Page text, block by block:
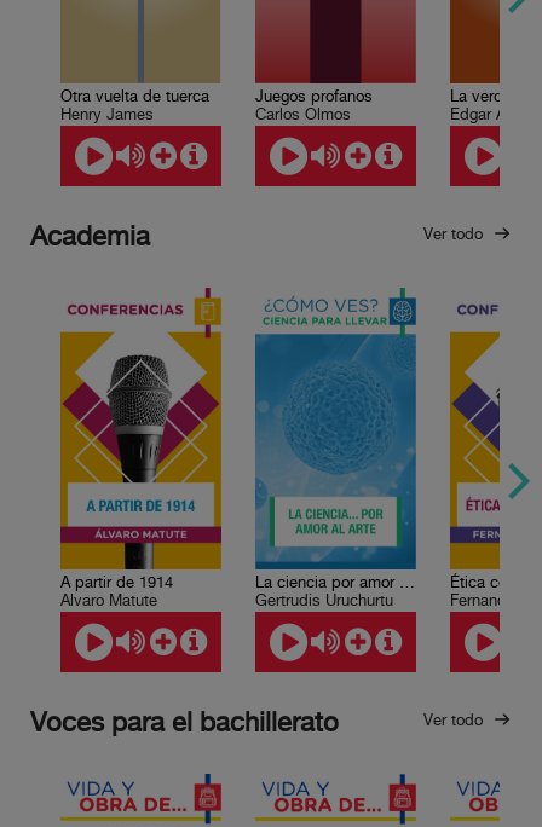
Otra vuelta de tuerca
Henry James
Juegos profanos
Carlos Olmos
Edgar Allan
Academia Ver todo
A partir de 1914
Álvaro Matute
La ciencia por amor al arte
Gertrudis Uruchurtu
Ética con
Fernando
Voces para el bachillerato Ver todo